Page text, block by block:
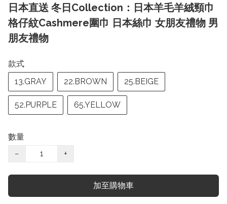
日本直送 冬日Collection：日本羊毛羊絨頸巾
格仔紋Cashmere圍巾 日本絲巾 女朋友禮物 男
朋友禮物
款式
13.GRAY
22.BROWN 25.BEIGE
52.PURPLE 65.YELLOW
數量
−
+
加至購物車